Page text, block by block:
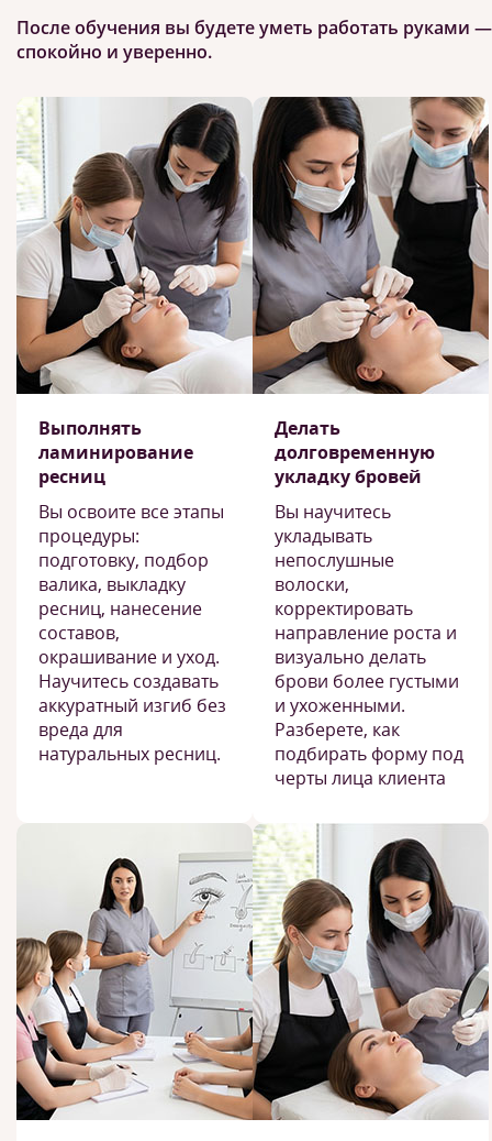
После обучения вы будете уметь работать руками —
спокойно и уверенно.
Выполнять
ламинирование
ресниц
Вы освоите все этапы
процедуры:
подготовку, подбор
валика, выкладку
ресниц, нанесение
составов,
окрашивание и уход.
Научитесь создавать
аккуратный изгиб без
вреда для
натуральных ресниц.
Делать
долговременную
укладку бровей
Вы научитесь
укладывать
непослушные
волоски,
корректировать
направление роста и
визуально делать
брови более густыми
и ухоженными.
Разберете, как
подбирать форму под
черты лица клиента